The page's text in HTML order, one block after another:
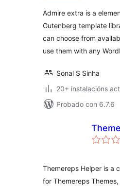
Admire extra is a
Gutenberg template
can choose from
use them with any
Sonal S Sinha
20+ instalacións
Probado con 6.7.6
Themereps Helper is a
for Themereps